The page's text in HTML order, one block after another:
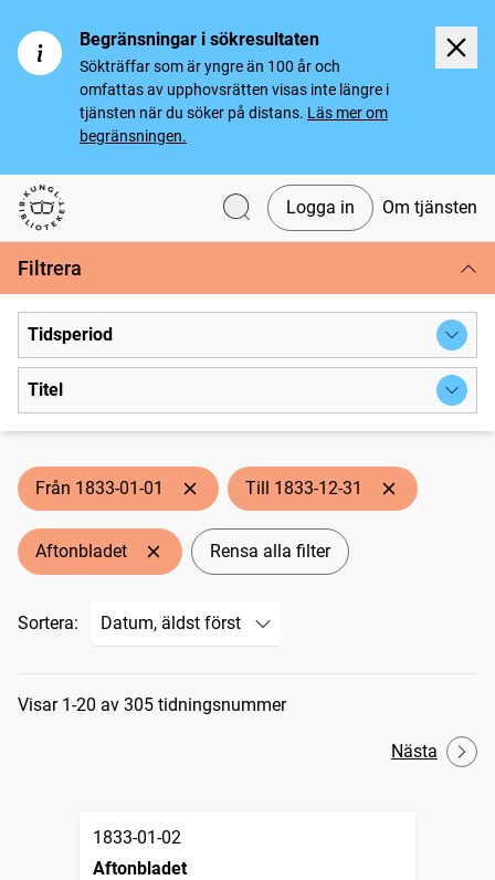
Begränsningar i sökresultaten
Sökträffar som är yngre än 100 år och
omfattas av upphovsrätten visas inte längre i
tjänsten när du söker på distans. Läs mer om
begränsningen.
Svenska tidningar
Logga in Om tjänsten
Filtrera
Tidsperiod
Titel
Från 1833-01-01 Till 1833-12-31
Aftonbladet Rensa alla filter
Sortera:
Sökresultat
Visar 1-20 av 305 tidningsnummer
Nästa
1833-01-02
Aftonbladet